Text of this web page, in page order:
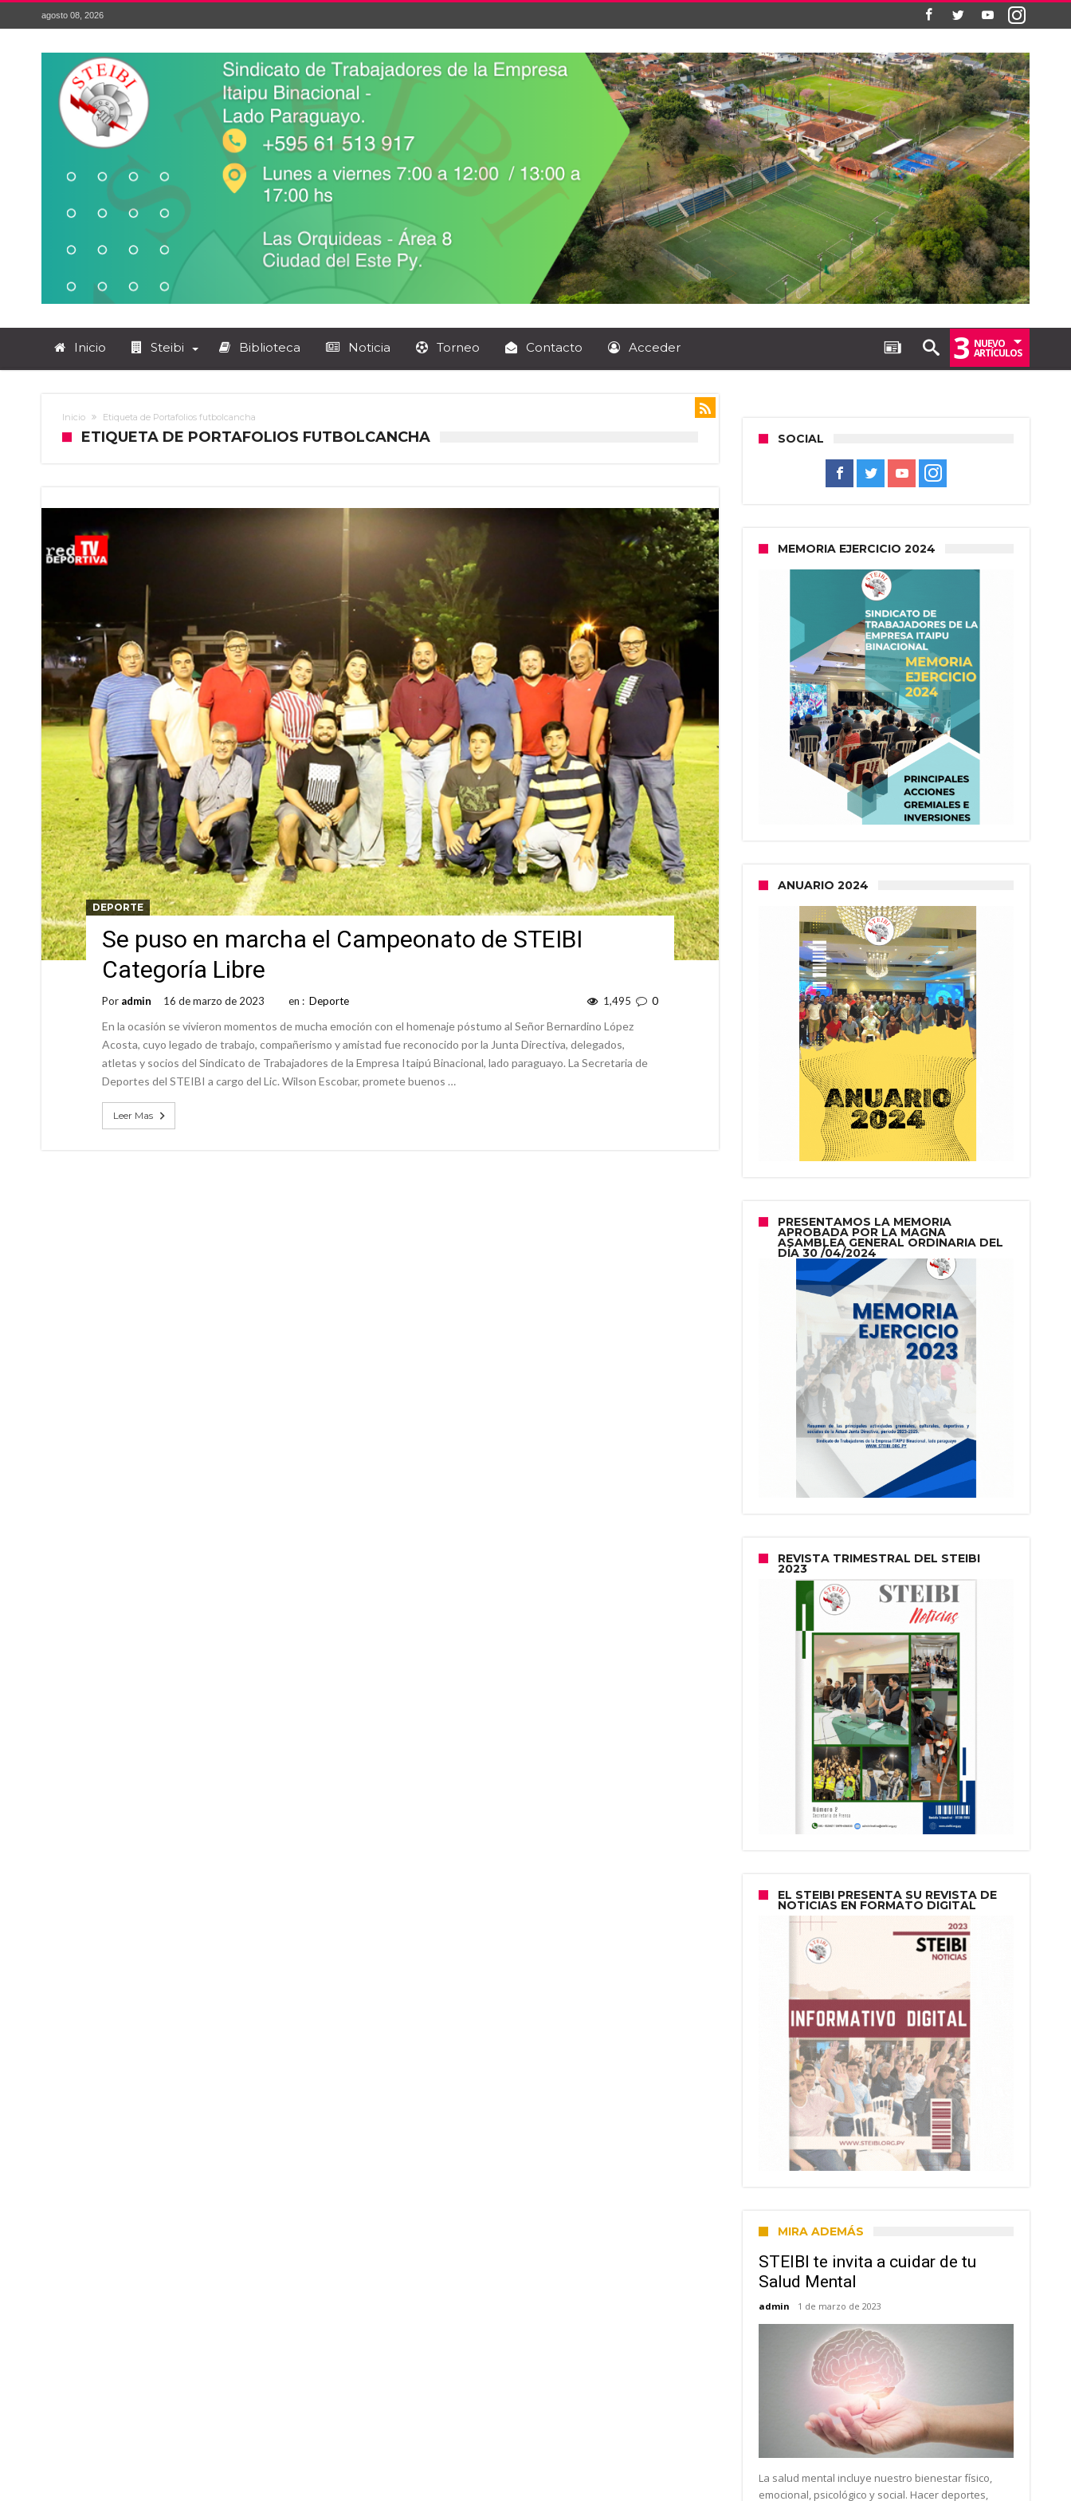
agosto 08, 2026
Inicio Steibi Biblioteca Noticia Torneo Contacto Acceder 3 NUEVO
ARTÍCULOS
Inicio Etiqueta de Portafolios futbolcancha
ETIQUETA DE PORTAFOLIOS FUTBOLCANCHA
DEPORTE
Se puso en marcha el Campeonato de STEIBI
Categoría Libre
Por admin 16 de marzo de 2023 en : Deporte 0
1,495
En la ocasión se vivieron momentos de mucha emoción con el homenaje póstumo al Señor Bernardino López
Acosta, cuyo legado de trabajo, compañerismo y amistad fue reconocido por la Junta Directiva, delegados,
atletas y socios del Sindicato de Trabajadores de la Empresa Itaipú Binacional, lado paraguayo. La Secretaria de
Deportes del STEIBI a cargo del Lic. Wilson Escobar, promete buenos …
Leer Mas
SOCIAL
MEMORIA EJERCICIO 2024
ANUARIO 2024
PRESENTAMOS LA MEMORIA
APROBADA POR LA MAGNA
ASAMBLEA GENERAL ORDINARIA DEL
DÍA 30 /04/2024
REVISTA TRIMESTRAL DEL STEIBI
2023
EL STEIBI PRESENTA SU REVISTA DE
NOTICIAS EN FORMATO DIGITAL
MIRA ADEMÁS
STEIBI te invita a cuidar de tu
Salud Mental
admin 1 de marzo de 2023
La salud mental incluye nuestro bienestar físico,
emocional, psicológico y social. Hacer deportes,